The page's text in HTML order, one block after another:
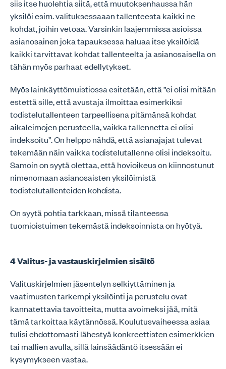
siis itse huolehtia siitä, että muutoksenhaussa hän
yksilöi esim. valituksessaaan tallenteesta kaikki ne
kohdat, joihin vetoaa. Varsinkin laajemmissa asioissa
asianosainen joka tapauksessa haluaa itse yksilöidä
kaikki tarvittavat kohdat tallenteelta ja asianosaisella on
tähän myös parhaat edellytykset.
Myös lainkäyttömuistiossa esitetään, että ”ei olisi mitään
estettä sille, että avustaja ilmoittaa esimerkiksi
todistelutallenteen tarpeellisena pitämänsä kohdat
aikaleimojen perusteella, vaikka tallennetta ei olisi
indeksoitu”. On helppo nähdä, että asianajajat tulevat
tekemään näin vaikka todistelutallenne olisi indeksoitu.
Samoin on syytä olettaa, että hovioikeus on kiinnostunut
nimenomaan asianosaisten yksilöimistä
todistelutallenteiden kohdista.
On syytä pohtia tarkkaan, missä tilanteessa
tuomioistuimen tekemästä indeksoinnista on hyötyä.
4 Valitus- ja vastauskirjelmien sisältö
Valituskirjelmien jäsentelyn selkiyttäminen ja
vaatimusten tarkempi yksilöinti ja perustelu ovat
kannatettavia tavoitteita, mutta avoimeksi jää, mitä
tämä tarkoittaa käytännössä. Koulutusvaiheessa asiaa
tulisi ehdottomasti lähestyä konkreettisten esimerkkien
tai mallien avulla, sillä lainsäädäntö itsessään ei
kysymykseen vastaa.